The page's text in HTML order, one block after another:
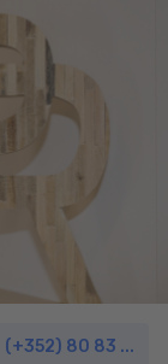
(+352) 80 83 ...